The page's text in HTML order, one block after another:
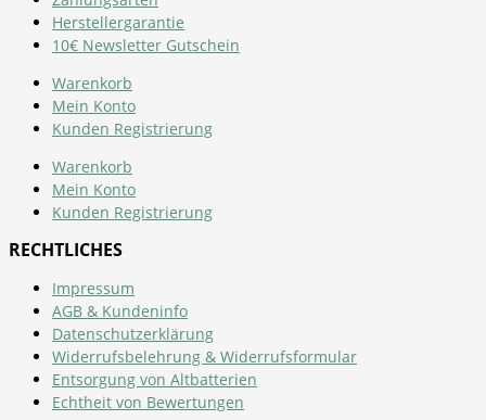
Herstellergarantie
10€ Newsletter Gutschein
Warenkorb
Mein Konto
Kunden Registrierung
Warenkorb
Mein Konto
Kunden Registrierung
RECHTLICHES
Impressum
AGB & Kundeninfo
Datenschutzerklärung
Widerrufsbelehrung & Widerrufsformular
Entsorgung von Altbatterien
Echtheit von Bewertungen